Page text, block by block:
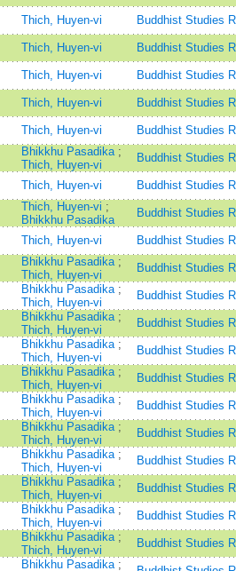
Thich, Huyen-vi Buddhist Studies
Thich, Huyen-vi Buddhist Studies
Thich, Huyen-vi Buddhist Studies
Thich, Huyen-vi Buddhist Studies
Thich, Huyen-vi Buddhist Studies
Bhikkhu Pasadika ;
Thich, Huyen-vi
Buddhist Studies
Thich, Huyen-vi Buddhist Studies
Thich, Huyen-vi ;
Bhikkhu Pasadika
Buddhist Studies
Thich, Huyen-vi Buddhist Studies
Bhikkhu Pasadika ;
Thich, Huyen-vi
Buddhist Studies
Bhikkhu Pasadika ;
Thich, Huyen-vi
Buddhist Studies
Bhikkhu Pasadika ;
Thich, Huyen-vi
Buddhist Studies
Bhikkhu Pasadika ;
Thich, Huyen-vi
Buddhist Studies
Bhikkhu Pasadika ;
Thich, Huyen-vi
Buddhist Studies
Bhikkhu Pasadika ;
Thich, Huyen-vi
Buddhist Studies
Bhikkhu Pasadika ;
Thich, Huyen-vi
Buddhist Studies
Bhikkhu Pasadika ;
Thich, Huyen-vi
Buddhist Studies
Bhikkhu Pasadika ;
Thich, Huyen-vi
Buddhist Studies
Bhikkhu Pasadika ;
Thich, Huyen-vi
Buddhist Studies
Bhikkhu Pasadika ;
Thich, Huyen-vi
Buddhist Studies
Bhikkhu Pasadika ;